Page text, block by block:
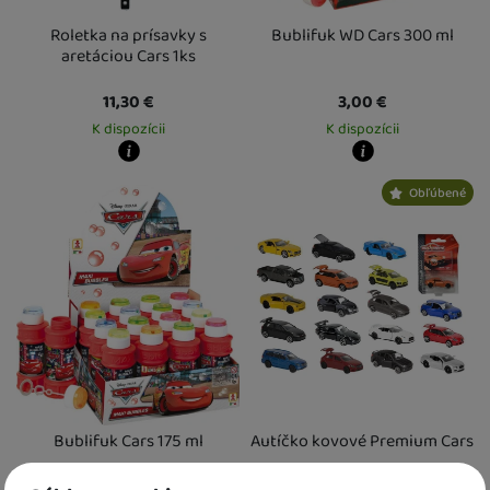
Roletka na prísavky s
aretáciou Cars 1ks
11,30€
K dispozícii
Osobný odber vo výdajnom mieste
18. 8.
Bublifuk WD Cars 300 ml
3,00€
K dispozícii
Kdy zboží dostanete?
Osobný odber vo výdajnom mieste
Bublifuk Cars 175 ml
Obľúbené
Autíčko kovové Premium Cars